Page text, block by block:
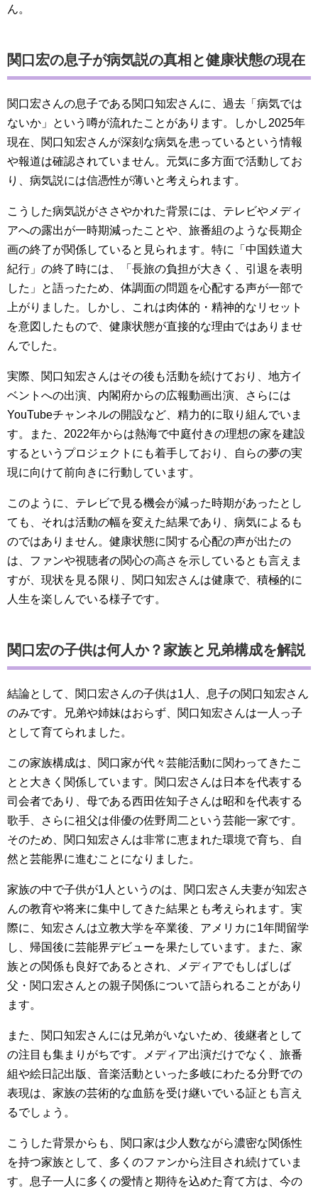
ん。
関口宏の息子が病気説の真相と健康状態の現在
関口宏さんの息子である関口知宏さんに、過去「病気では
ないか」という噂が流れたことがあります。しかし2025年
現在、関口知宏さんが深刻な病気を患っているという情報
や報道は確認されていません。元気に多方面で活動してお
り、病気説には信憑性が薄いと考えられます。
こうした病気説がささやかれた背景には、テレビやメディ
アへの露出が一時期減ったことや、旅番組のような長期企
画の終了が関係していると見られます。特に「中国鉄道大
紀行」の終了時には、「長旅の負担が大きく、引退を表明
した」と語ったため、体調面の問題を心配する声が一部で
上がりました。しかし、これは肉体的・精神的なリセット
を意図したもので、健康状態が直接的な理由ではありませ
んでした。
実際、関口知宏さんはその後も活動を続けており、地方イ
ベントへの出演、内閣府からの広報動画出演、さらには
YouTubeチャンネルの開設など、精力的に取り組んでいま
す。また、2022年からは熱海で中庭付きの理想の家を建設
するというプロジェクトにも着手しており、自らの夢の実
現に向けて前向きに行動しています。
このように、テレビで見る機会が減った時期があったとし
ても、それは活動の幅を変えた結果であり、病気によるも
のではありません。健康状態に関する心配の声が出たの
は、ファンや視聴者の関心の高さを示しているとも言えま
すが、現状を見る限り、関口知宏さんは健康で、積極的に
人生を楽しんでいる様子です。
関口宏の子供は何人か？家族と兄弟構成を解説
結論として、関口宏さんの子供は1人、息子の関口知宏さん
のみです。兄弟や姉妹はおらず、関口知宏さんは一人っ子
として育てられました。
この家族構成は、関口家が代々芸能活動に関わってきたこ
とと大きく関係しています。関口宏さんは日本を代表する
司会者であり、母である西田佐知子さんは昭和を代表する
歌手、さらに祖父は俳優の佐野周二という芸能一家です。
そのため、関口知宏さんは非常に恵まれた環境で育ち、自
然と芸能界に進むことになりました。
家族の中で子供が1人というのは、関口宏さん夫妻が知宏さ
んの教育や将来に集中してきた結果とも考えられます。実
際に、知宏さんは立教大学を卒業後、アメリカに1年間留学
し、帰国後に芸能界デビューを果たしています。また、家
族との関係も良好であるとされ、メディアでもしばしば
父・関口宏さんとの親子関係について語られることがあり
ます。
また、関口知宏さんには兄弟がいないため、後継者として
の注目も集まりがちです。メディア出演だけでなく、旅番
組や絵日記出版、音楽活動といった多岐にわたる分野での
表現は、家族の芸術的な血筋を受け継いでいる証とも言え
るでしょう。
こうした背景からも、関口家は少人数ながら濃密な関係性
を持つ家族として、多くのファンから注目され続けていま
す。息子一人に多くの愛情と期待を込めた育て方は、今の